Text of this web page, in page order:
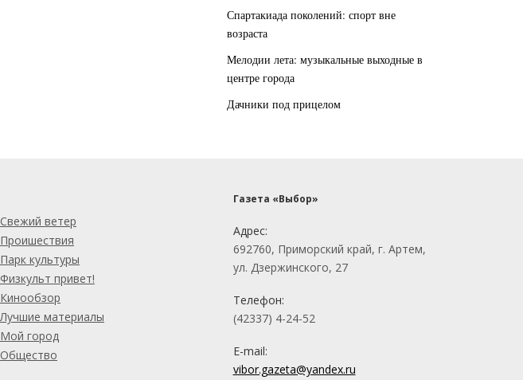
Спартакиада поколений: спорт вне
возраста
Мелодии лета: музыкальные выходные в
центре города
Дачники под прицелом
Свежий ветер
Проишествия
Парк культуры
Физкульт привет!
Кинообзор
Лучшие материалы
Мой город
Общество
Газета «Выбор»
Адрес:
692760, Приморский край, г. Артем,
ул. Дзержинского, 27
Телефон:
(42337) 4-24-52
E-mail:
vibor.gazeta@yandex.ru